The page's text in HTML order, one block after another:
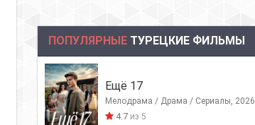
ПОПУЛЯРНЫЕ ТУРЕЦКИЕ ФИЛЬМЫ
Ещё 17
Мелодрама / Драма / Сериалы, 2026
4.7из 5